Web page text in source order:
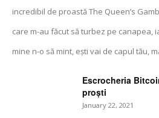
incredibil de proastă The Queen’s
care m-au făcut să turbez pe canapea,
mine n-o să mint, ești vai de capul tău,
Escrocheria
proști
January 22, 2021